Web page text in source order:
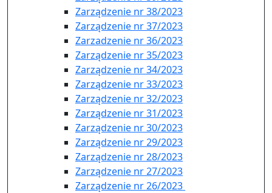
Zarządzenie nr 38/2023
Zarządzenie nr 37/2023
Zarzadzenie nr 36/2023
Zarządzenie nr 35/2023
Zarządzenie nr 34/2023
Zarządzenie nr 33/2023
Zarządzenie nr 32/2023
Zarządzenie nr 31/2023
Zarządzenie nr 30/2023
Zarządzenie nr 29/2023
Zarządzenie nr 28/2023
Zarządzenie nr 27/2023
Zarządzenie nr 26/2023